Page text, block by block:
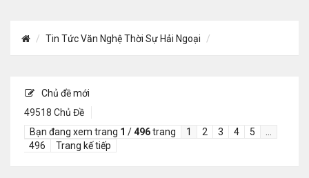
Tin Tức Văn Nghệ Thời Sự Hải Ngoại
Chủ đề mới
49518 Chủ Đề
Bạn đang xem trang 1 /496trang 1 2 3 4 5
496
Trang kế tiếp